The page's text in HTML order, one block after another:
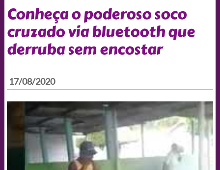
Conheça o poderoso soco
cruzado via bluetooth que
derruba sem encostar
17/08/2020